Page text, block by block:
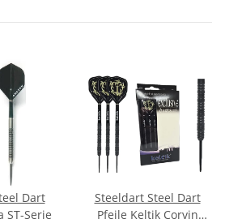
Dart
ST-Serie
Steeldart Steel Dart
Pfeile Keltik Corvin